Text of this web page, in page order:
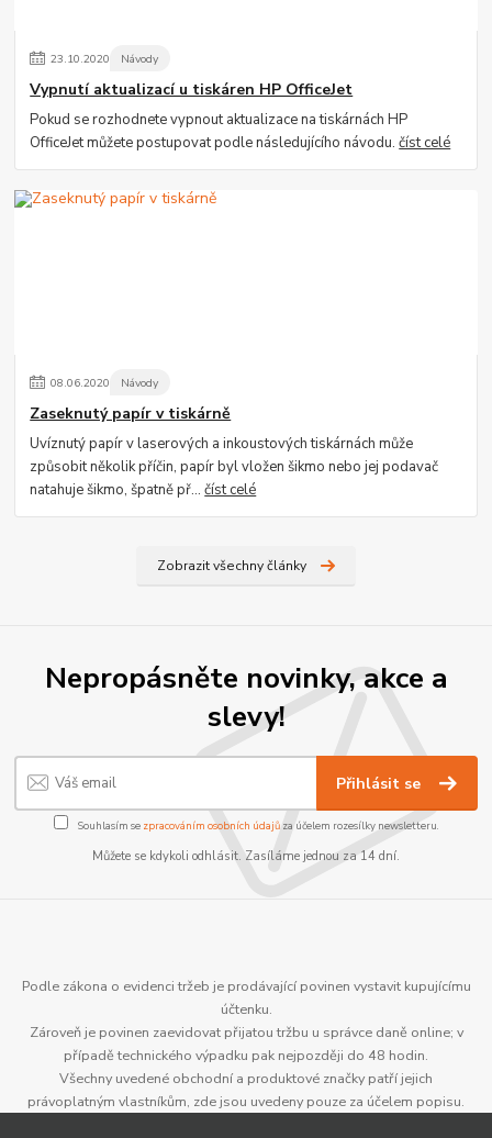
23.10.2020 Návody
Vypnutí aktualizací u tiskáren HP OfficeJet
Pokud se rozhodnete vypnout aktualizace na tiskárnách HP
OfficeJet můžete postupovat podle následujícího návodu.číst celé
08.06.2020 Návody
Zaseknutý papír v tiskárně
Uvíznutý papír v laserových a inkoustových tiskárnách může
způsobit několik příčin, papír byl vložen šikmo nebo jej podavač
natahuje šikmo, špatně př...číst celé
Zobrazit všechny články
Nepropásněte novinky, akce a
slevy!
Přihlásit se
Souhlasím se zpracováním osobních údajůza účelem rozesílky newsletteru.
Můžete se kdykoli odhlásit. Zasíláme jednou za 14 dní.
Podle zákona o evidenci tržeb je prodávající povinen vystavit kupujícímu
účtenku.
Zároveň je povinen zaevidovat přijatou tržbu u správce daně online; v
případě technického výpadku pak nejpozději do 48 hodin.
Všechny uvedené obchodní a produktové značky patří jejich
právoplatným vlastníkům, zde jsou uvedeny pouze za účelem popisu.